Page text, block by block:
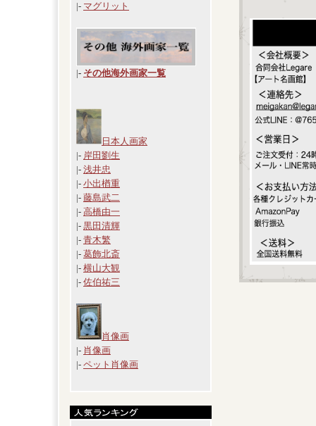
|- マグリット
|- その他海外画家一覧
日本人画家
|- 岸田劉生
|- 浅井忠
|- 小出楢重
|- 藤島武二
|- 高橋由一
|- 黒田清輝
|- 青木繁
|- 葛飾北斎
|- 横山大観
|- 佐伯祐三
肖像画
|- 肖像画
|- ペット肖像画